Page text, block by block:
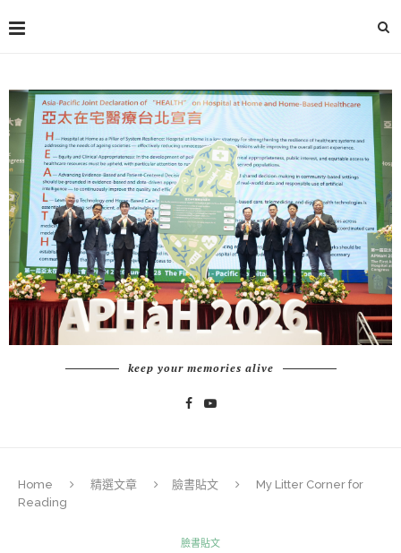
keep your memories alive
Home 精選文章 臉書貼文
My Litter Corner for
Reading
臉書貼文